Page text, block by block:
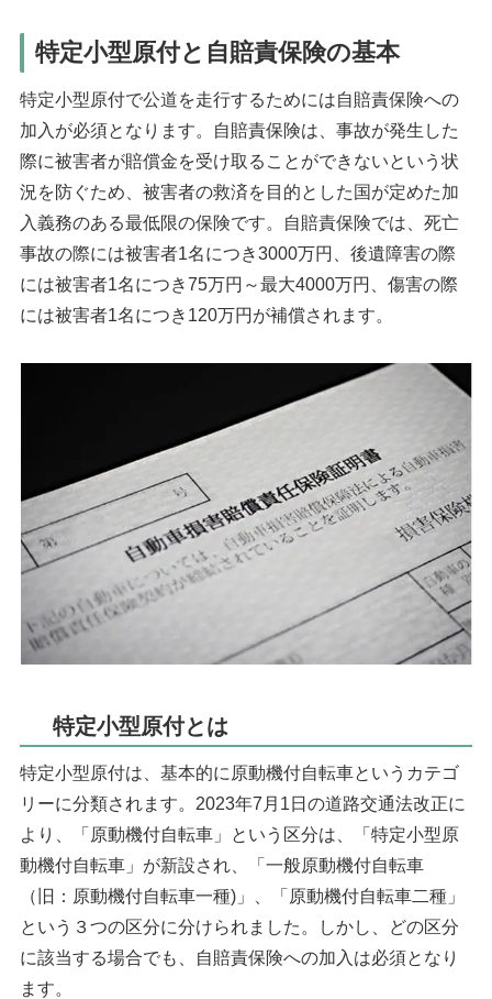
特定小型原付と自賠責保険の基本
特定小型原付で公道を走行するためには自賠責保険への
加入が必須となります。自賠責保険は、事故が発生した
際に被害者が賠償金を受け取ることができないという状
況を防ぐため、被害者の救済を目的とした国が定めた加
入義務のある最低限の保険です。自賠責保険では、死亡
事故の際には被害者1名につき3000万円、後遺障害の際
には被害者1名につき75万円～最大4000万円、傷害の際
には被害者1名につき120万円が補償されます。
特定小型原付とは
特定小型原付は、基本的に原動機付自転車というカテゴ
リーに分類されます。2023年7月1日の道路交通法改正に
より、「原動機付自転車」という区分は、「特定小型原
動機付自転車」が新設され、「一般原動機付自転車
（旧：原動機付自転車一種)」、「原動機付自転車二種」
という３つの区分に分けられました。しかし、どの区分
に該当する場合でも、自賠責保険への加入は必須となり
ます。